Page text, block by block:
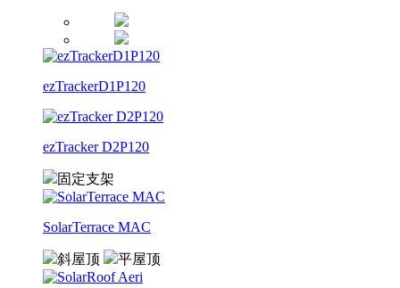
ezTrackerD1P120
ezTracker D2P120
固定支架
SolarTerrace MAC
斜屋顶 平屋顶